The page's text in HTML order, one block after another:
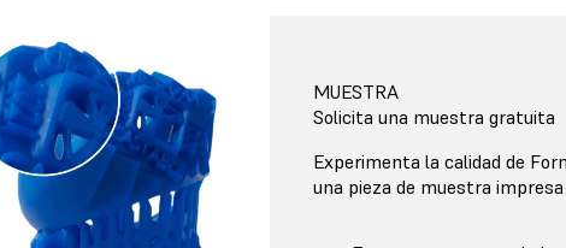
MUESTRA
Solicita una muestra gratuita
Experimenta la calidad de
una pieza de muestra